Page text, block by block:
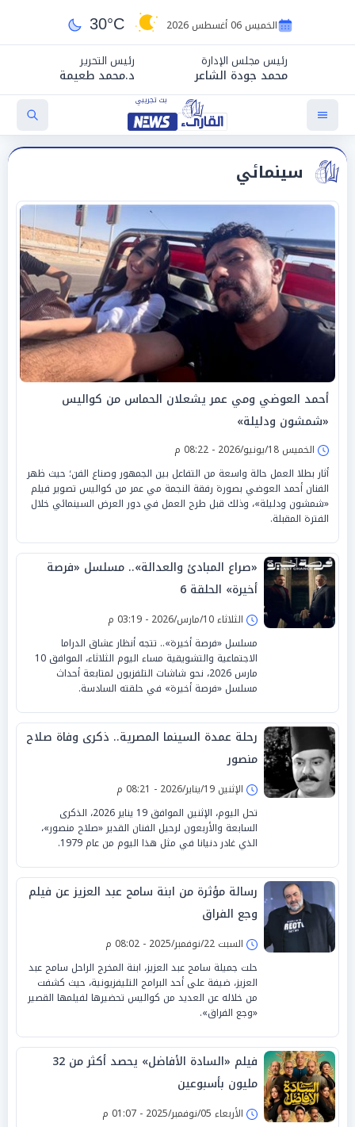
الخميس 06 أغسطس 2026 30°C
رئيس مجلس الإدارة
محمد جودة الشاعر
رئيس التحرير
د.محمد طعيمة
سينمائي
أحمد العوضي ومي عمر يشعلان الحماس من كواليس
«شمشون ودليلة»
الخميس 18/يونيو/2026 - 08:22 م
أثار بطلا العمل حالة واسعة من التفاعل بين الجمهور وصناع الفن؛ حيث ظهر
الفنان أحمد العوضي بصورة رفقة النجمة مي عمر من كواليس تصوير فيلم
«شمشون ودليلة»، وذلك قبل طرح العمل في دور العرض السينمائي خلال
الفترة المقبلة.
«صراع المبادئ والعدالة».. مسلسل «فرصة
أخيرة» الحلقة 6
الثلاثاء 10/مارس/2026 - 03:19 م
مسلسل «فرصة أخيرة».. تتجه أنظار عشاق الدراما
الاجتماعية والتشويقية مساء اليوم الثلاثاء، الموافق 10
مارس 2026، نحو شاشات التلفزيون لمتابعة أحداث
مسلسل «فرصة أخيرة» في حلقته السادسة.
رحلة عمدة السينما المصرية.. ذكرى وفاة صلاح
منصور
الإثنين 19/يناير/2026 - 08:21 م
تحل اليوم، الإثنين الموافق 19 يناير 2026، الذكرى
السابعة والأربعون لرحيل الفنان القدير «صلاح منصور»،
الذي غادر دنيانا في مثل هذا اليوم من عام 1979.
رسالة مؤثرة من ابنة سامح عبد العزيز عن فيلم
وجع الفراق
السبت 22/نوفمبر/2025 - 08:02 م
حلت جميلة سامح عبد العزيز، ابنة المخرج الراحل سامح عبد
العزيز، ضيفة على أحد البرامج التليفزيونية، حيث كشفت
من خلاله عن العديد من كواليس تحضيرها لفيلمها القصير
«وجع الفراق».
فيلم «السادة الأفاضل» يحصد أكثر من 32
مليون بأسبوعين
الأربعاء 05/نوفمبر/2025 - 01:07 م